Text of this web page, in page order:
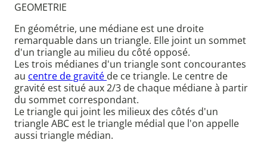
GEOMETRIE
En géométrie, une médiane est une droite
remarquable dans un triangle. Elle joint un sommet
d'un triangle au milieu du côté opposé.
Les trois médianes d'un triangle sont concourantes
au centre de gravité de ce triangle. Le centre de
gravité est situé aux 2/3 de chaque médiane à partir
du sommet correspondant.
Le triangle qui joint les milieux des côtés d'un
triangle ABC est le triangle médial que l'on appelle
aussi triangle médian.